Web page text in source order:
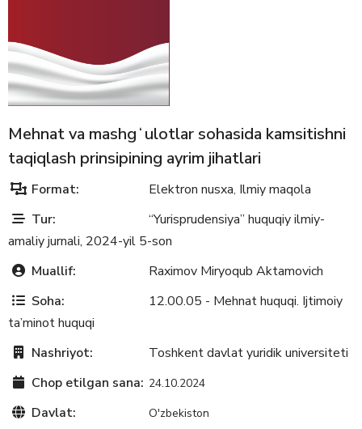
Mehnat va mashgʻulotlar sohasida kamsitishni
taqiqlash prinsipining ayrim jihatlari
Format: Elektron nusxa, Ilmiy maqola
Tur:
“Yurisprudensiya” huquqiy ilmiy-
amaliy jurnali, 2024-yil 5-son
Muallif:
Raximov Miryoqub Aktamovich
Soha:
12.00.05 - Mehnat huquqi. Ijtimoiy
ta’minot huquqi
Nashriyot:
Toshkent davlat yuridik universiteti
Chop etilgan sana: 24.10.2024
Davlat: O'zbekiston